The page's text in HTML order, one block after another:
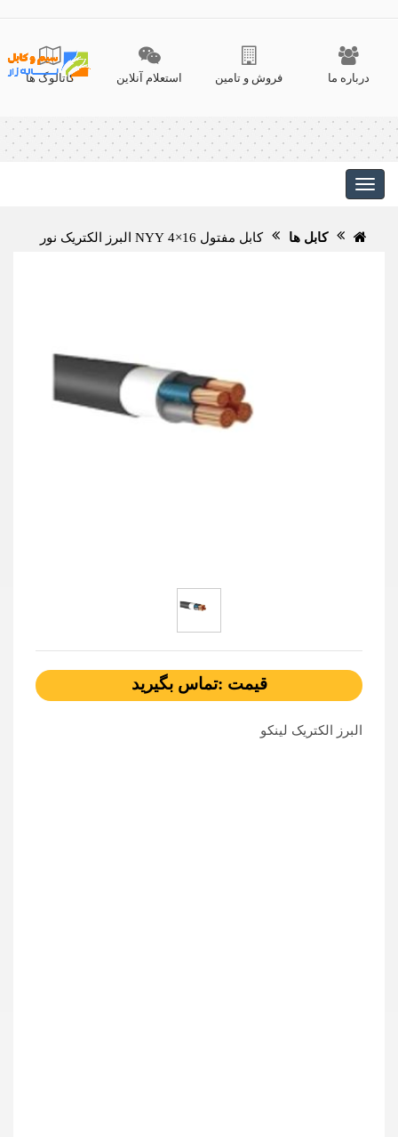
درباره ما فروش و تامین استعلام آنلاین کاتالوگ ها
کابل ها کابل مفتول 16×4 NYY البرز الکتریک نور
قیمت :تماس بگیرید
البرز الکتریک لینکو